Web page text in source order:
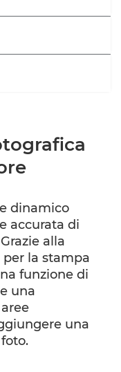
dinamico
accurata di
alla
la stampa
funzione di
una
una